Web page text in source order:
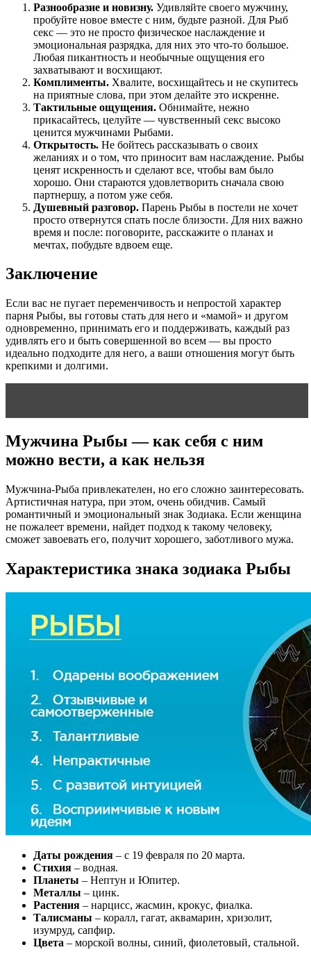
Разнообразие и новизну. Удивляйте своего мужчину,
пробуйте новое вместе с ним, будьте разной. Для Рыб
секс — это не просто физическое наслаждение и
эмоциональная разрядка, для них это что-то большое.
Любая пикантность и необычные ощущения его
захватывают и восхищают.
Комплименты. Хвалите, восхищайтесь и не скупитесь
на приятные слова, при этом делайте это искренне.
Тактильные ощущения. Обнимайте, нежно
прикасайтесь, целуйте — чувственный секс высоко
ценится мужчинами Рыбами.
Открытость. Не бойтесь рассказывать о своих
желаниях и о том, что приносит вам наслаждение. Рыбы
ценят искренность и сделают все, чтобы вам было
хорошо. Они стараются удовлетворить сначала свою
партнершу, а потом уже себя.
Душевный разговор. Парень Рыбы в постели не хочет
просто отвернутся спать после близости. Для них важно
время и после: поговорите, расскажите о планах и
мечтах, побудьте вдвоем еще.
Заключение
Если вас не пугает переменчивость и непростой характер
парня Рыбы, вы готовы стать для него и «мамой» и другом
одновременно, принимать его и поддерживать, каждый раз
удивлять его и быть совершенной во всем — вы просто
идеально подходите для него, а ваши отношения могут быть
крепкими и долгими.
Мужчина Рыбы — как себя с ним
можно вести, а как нельзя
Мужчина-Рыба привлекателен, но его сложно заинтересовать.
Артистичная натура, при этом, очень обидчив. Самый
романтичный и эмоциональный знак Зодиака. Если женщина
не пожалеет времени, найдет подход к такому человеку,
сможет завоевать его, получит хорошего, заботливого мужа.
Характеристика знака зодиака Рыбы
Даты рождения – с 19 февраля по 20 марта.
Стихия – водная.
Планеты – Нептун и Юпитер.
Металлы – цинк.
Растения – нарцисс, жасмин, крокус, фиалка.
Талисманы – коралл, гагат, аквамарин, хризолит,
изумруд, сапфир.
Цвета – морской волны, синий, фиолетовый, стальной.